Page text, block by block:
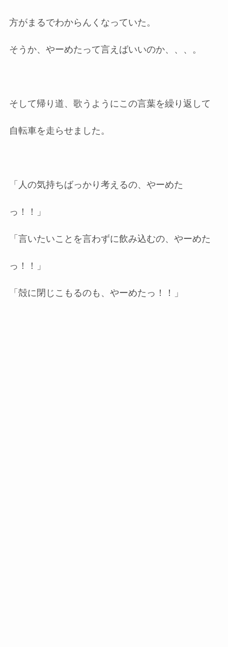
方がまるでわからんくなっていた。
そうか、やーめたって言えばいいのか、、、。
そして帰り道、歌うようにこの言葉を繰り返して
自転車を走らせました。
「人の気持ちばっかり考えるの、やーめた
っ！！」
「言いたいことを言わずに飲み込むの、やーめた
っ！！」
「殻に閉じこもるのも、やーめたっ！！」